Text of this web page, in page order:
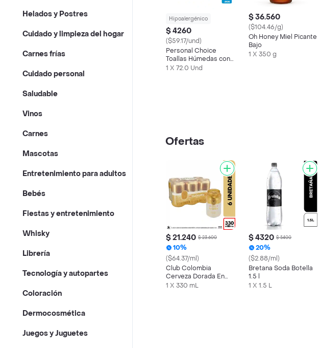
Helados y Postres
Cuidado y limpieza del hogar
Carnes frías
Cuidado personal
Saludable
Vinos
Carnes
Mascotas
Entretenimiento para adultos
Bebés
Fiestas y entretenimiento
Whisky
Librería
Tecnología y autopartes
Coloración
Dermocosmética
Juegos y Juguetes
Hipoalergénico
$ 4260
($59.17/und)
Personal Choice
Toallas Húmedas con
Aloe Vera
1 X 72.0 Und
$ 36.560
($104.46/g)
Oh Honey Miel Picante
Bajo
1 X 350 g
Ofertas
$ 21.240 $ 23.600
10%
($64.37/ml)
Club Colombia
Cerveza Dorada En
Lata 330 ML X6 Unds
1 X 330 mL
$ 4320 $ 5400
20%
($2.88/ml)
Bretana Soda Botella
1.5 l
1 X 1.5 L